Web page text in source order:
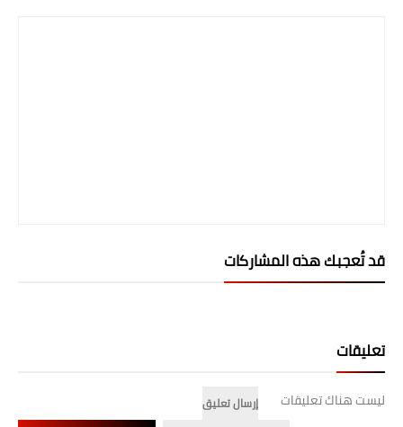
قد تُعجبك هذه المشاركات
تعليقات
ليست هناك تعليقات
إرسال تعليق